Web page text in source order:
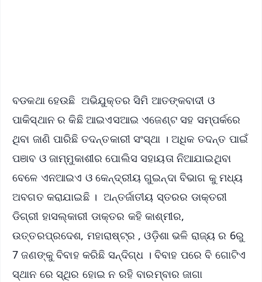
ବଡକଥା ହେଉଛି ଅଭିଯୁକ୍ତର ସିମି ଆତଙ୍କବାଦୀ ଓ
ପାକିସ୍ଥାନ ର କିଛି ଆଇଏସଆଇ ଏଜେଣ୍ଟ ସହ ସମ୍ପର୍କରେ
ଥିବା ଜାଣି ପାରିଛି ତଦନ୍ତକାରୀ ସଂସ୍ଥା । ଅଧିକ ତଦନ୍ତ ପାଇଁ
ପଞାବ ଓ ଜାମ୍ମୁକାଶୀର ପୋଲିସ ସହାୟତା ନିଆଯାଇଥିବା
ବେଳେ ଏନଆଇଏ ଓ କେନ୍ଦ୍ରୀୟ ଗୁଇନ୍ଦା ବିଭାଗ କୁ ମଧ୍ୟ
ଅବଗତ କରାଯାଇଛି । ଅନ୍ତର୍ଜାତୀୟ ସ୍ତରର ଡାକ୍ତରୀ
ଡିଗ୍ରୀ ହାସଲ୍କାରୀ ଡାକ୍ତର କହି କାଶ୍ମୀର,
ଉତ୍ତରପ୍ରଦେଶ, ମହାରାଷ୍ଟ୍ର , ଓଡ଼ିଶା ଭଳି ରାଜ୍ୟ ର 6ରୁ
7 ଜଣଙ୍କୁ ବିବାହ କରିଛି ସନ୍ଦିଗ୍ଧ । ବିବାହ ପରେ ବି ଗୋଟିଏ
ସ୍ଥାନ ରେ ସ୍ଥିର ହୋଇ ନ ରହି ବାରମ୍ବାର ଜାଗା